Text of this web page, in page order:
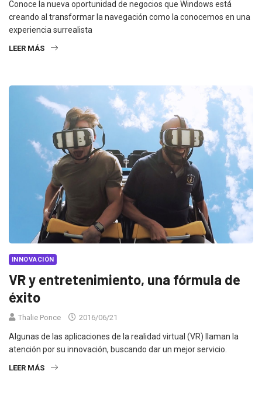
Conoce la nueva oportunidad de negocios que Windows está
creando al transformar la navegación como la conocemos en una
experiencia surrealista
LEER MÁS
INNOVACIÓN
VR y entretenimiento, una fórmula de
éxito
Thalie Ponce 2016/06/21
Algunas de las aplicaciones de la realidad virtual (VR) llaman la
atención por su innovación, buscando dar un mejor servicio.
LEER MÁS